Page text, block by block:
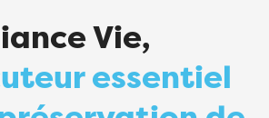
Vie,
essentiel